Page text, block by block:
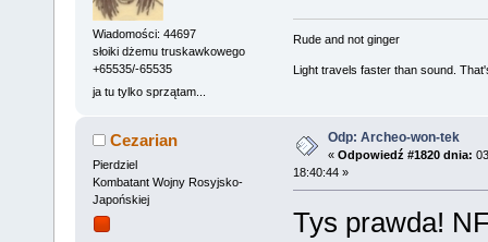
Wiadomości: 44697
słoiki dżemu truskawkowego
+65535/-65535
ja tu tylko sprzątam...
Rude and not ginger
Light travels faster than sound.
Cezarian
Pierdziel
Kombatant Wojny Rosyjsko-
Japońskiej
Odp: Archeo-won-tek
« Odpowiedź #1820 dnia:
18:40:44 »
Tys prawda!